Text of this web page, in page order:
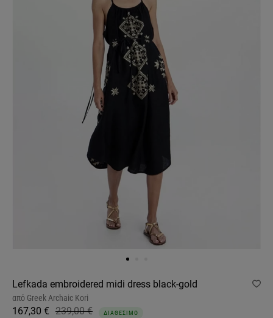
Lefkada embroidered midi dress black-gold
από Greek Archaic Kori
167,30 € 239,00 € ΔΙΑΘΕΣΙΜΟ